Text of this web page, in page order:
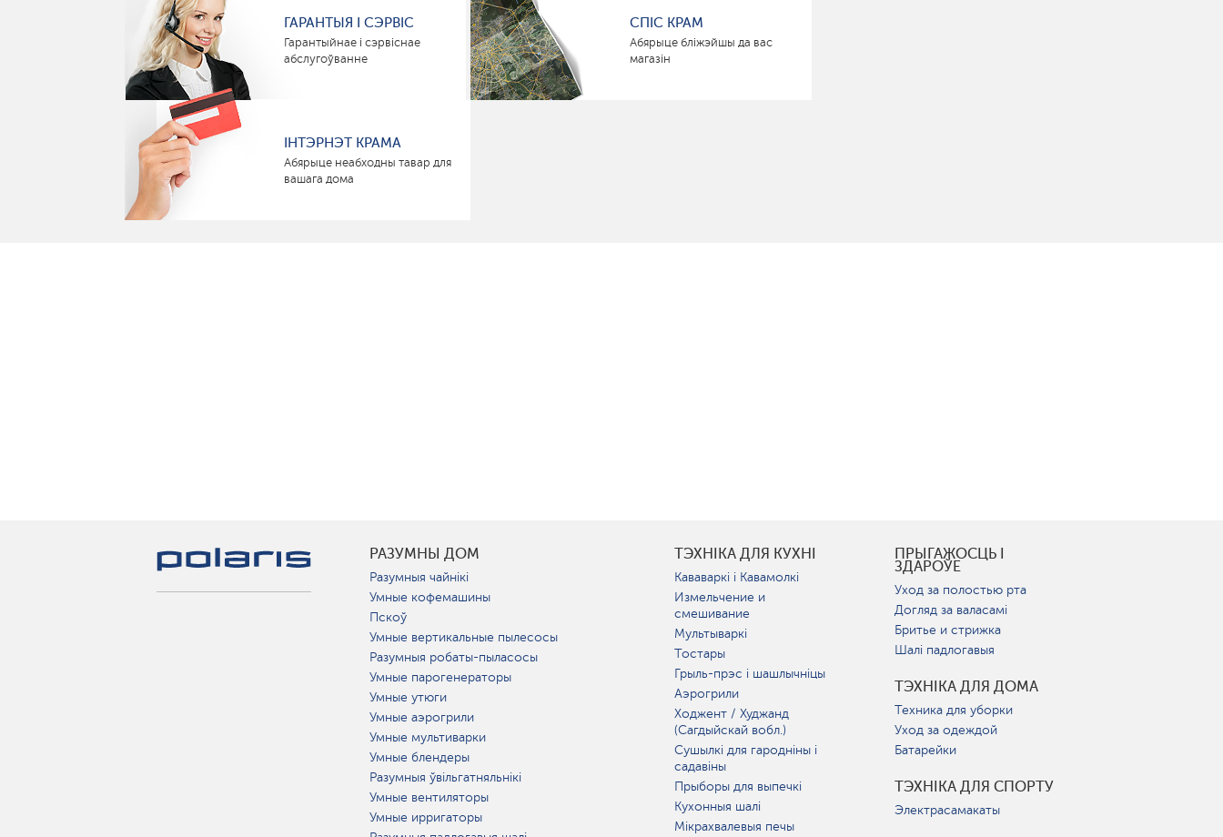
ГАРАНТЫЯ І СЭРВІС
Гарантыйнае і сэрвіснае
абслугоўванне
СПІС КРАМ
Абярыце бліжэйшы да вас
магазін
ІНТЭРНЭТ КРАМА
Абярыце неабходны тавар для
вашага дома
РАЗУМНЫ ДОМ
Разумныя чайнікі
Умные кофемашины
Пскоў
Умные вертикальные пылесосы
Разумныя робаты-пыласосы
Умные парогенераторы
Умные утюги
Умные аэрогрили
Умные мультиварки
Умные блендеры
Разумныя ўвільгатняльнікі
Умные вентиляторы
Умные ирригаторы
ТЭХНІКА ДЛЯ КУХНІ
Кававаркі і Кавамолкі
Измельчение и
смешивание
Мультываркі
Тостары
Грыль-прэс і шашлычніцы
Аэрогрили
Ходжент / Худжанд
(Сагдыйскай вобл.)
Сушылкі для гародніны і
садавіны
Прыборы для выпечкі
Кухонныя шалі
Мікрахвалевыя печы
ПРЫГАЖОСЦЬ І
ЗДАРОЎЕ
Уход за полостью рта
Догляд за валасамі
Бритье и стрижка
Шалі падлогавыя
ТЭХНІКА ДЛЯ ДОМА
Техника для уборки
Уход за одеждой
Батарейки
ТЭХНІКА ДЛЯ СПОРТУ
Электрасамакаты